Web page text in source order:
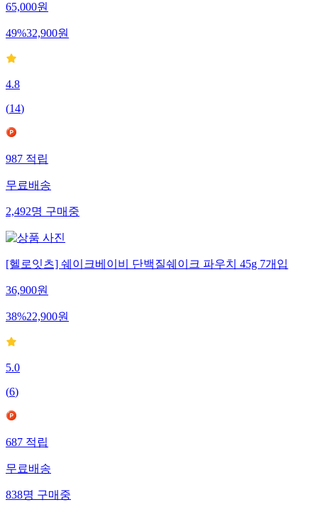
65,000원
49%32,900원
4.8
(14)
987 적립
무료배송
2,492명 구매중
[헬로잇츠] 쉐이크베이비 단백질쉐이크 파우치 45g 7개입
36,900원
38%22,900원
5.0
(6)
687 적립
무료배송
838명 구매중